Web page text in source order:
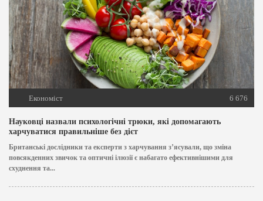
Економіст 6 676
Науковці назвали психологічні трюки, які допомагають
харчуватися правильніше без дієт
Британські дослідники та експерти з харчування з’ясували, що зміна
повсякденних звичок та оптичні ілюзії є набагато ефективнішими для
схуднення та...